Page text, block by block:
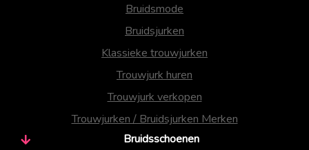
Bruidsmode
Bruidsjurken
Klassieke trouwjurken
Trouwjurk huren
Trouwjurk verkopen
Trouwjurken / Bruidsjurken Merken
Bruidsschoenen